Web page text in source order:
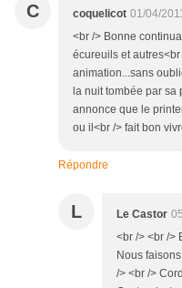
C coquelicot 01/04/
<br /> Bonne
écureuils et
animation...sans
la nuit tombée par
annonce que le
ou il<br /> fait bon
Répondre
L Le Castor
<br /> <br />
Nous
/> <br />